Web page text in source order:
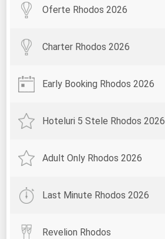
Oferte Rhodos 2026
Charter Rhodos 2026
Early Booking Rhodos 2026
Hoteluri 5 Stele Rhodos 2026
Adult Only Rhodos 2026
Last Minute Rhodos 2026
Revelion Rhodos